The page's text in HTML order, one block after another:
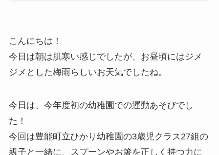
こんにちは！
今日は朝は肌寒い感じでしたが、お昼頃にはジメ
ジメとした梅雨らしいお天気でしたね。
今日は、今年度初の幼稚園での運動あそびでし
た！
今回は豊能町立ひかり幼稚園の3歳児クラス27組の
親子と一緒に、スプーンやお箸を正しく持つ力に